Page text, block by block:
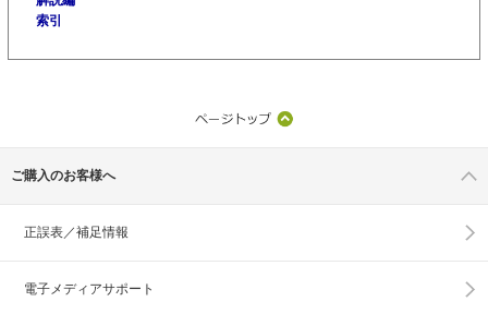
索引
ご購入のお客様へ
正誤表／補足情報
電子メディアサポート